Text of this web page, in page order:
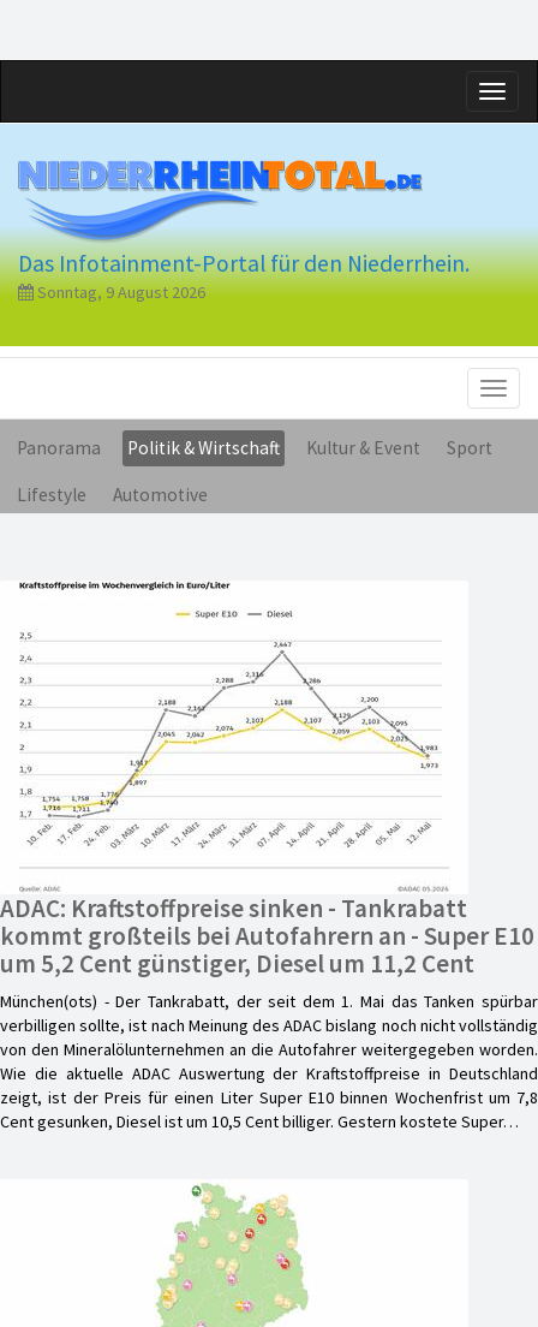
Das Infotainment-Portal für den Niederrhein.
Sonntag, 9 August 2026
Panorama Politik & Wirtschaft Kultur & Event Sport
Lifestyle Automotive
ADAC: Kraftstoffpreise sinken - Tankrabatt
kommt großteils bei Autofahrern an - Super E10
um 5,2 Cent günstiger, Diesel um 11,2 Cent
München(ots) - Der Tankrabatt, der seit dem 1. Mai das Tanken spürbar
verbilligen sollte, ist nach Meinung des ADAC bislang noch nicht vollständig
von den Mineralölunternehmen an die Autofahrer weitergegeben worden.
Wie die aktuelle ADAC Auswertung der Kraftstoffpreise in Deutschland
zeigt, ist der Preis für einen Liter Super E10 binnen Wochenfrist um 7,8
Cent gesunken, Diesel ist um 10,5 Cent billiger. Gestern kostete Super…